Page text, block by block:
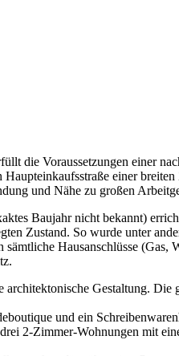
die Voraussetzungen einer
einer
und Nähe zu großen
Baujahr nicht bekannt)
Zustand. So wurde unter
Hausanschlüsse (Gas,
Gestaltung.
und ein
2-Zimmer-Wohnungen mit